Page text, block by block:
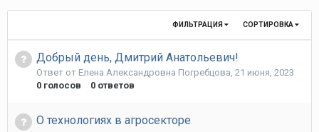
СОРТИРОВКА
ФИЛЬТРАЦИЯ
Добрый день, Дмитрий Анатольевич!
Ответ от Елена Александровна Погребцова 21 июня, 2023
0 голосов 0 ответов
О технологиях в агросекторе